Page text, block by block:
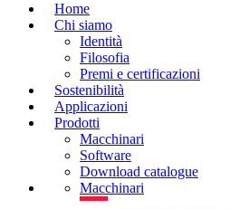
Home
Chi siamo
Identità
Filosofia
Premi e certificazioni
Sostenibilità
Applicazioni
Prodotti
Macchinari
Software
Download catalogue
Macchinari